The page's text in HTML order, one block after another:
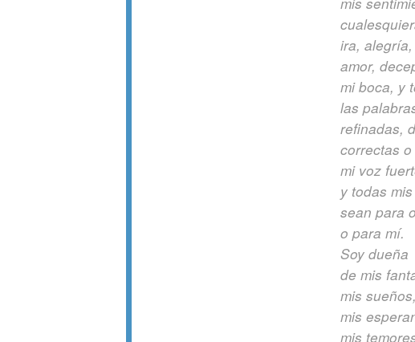
ira,
amor,
mi boca, y
las
refinadas,
correctas
mi voz
y todas
sean para
o para mí.
Soy dueña
de mis
mis sueños,
mis
mis